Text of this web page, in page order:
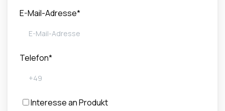
E-Mail-Adresse*
Telefon*
Interesse an Produkt